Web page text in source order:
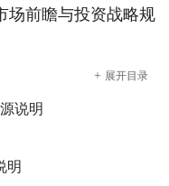
场前瞻与投资战略规
+ 展开目录
说明
明